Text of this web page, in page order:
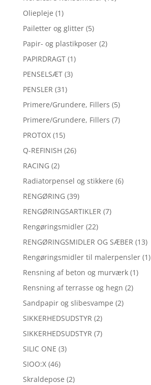
Oliepleje (1)
Pailetter og glitter (5)
Papir- og plastikposer (2)
PAPIRDRAGT (1)
PENSELSÆT (3)
PENSLER (31)
Primere/Grundere, Fillers (5)
Primere/Grundere, Fillers (7)
PROTOX (15)
Q-REFINISH (26)
RACING (2)
Radiatorpensel og stikkere (6)
RENGØRING (39)
RENGØRINGSARTIKLER (7)
Rengøringsmidler (22)
RENGØRINGSMIDLER OG SÆBER (13)
Rengøringsmidler til malerpensler (1)
Rensning af beton og murværk (1)
Rensning af terrasse og hegn (2)
Sandpapir og slibesvampe (2)
SIKKERHEDSUDSTYR (2)
SIKKERHEDSUDSTYR (7)
SILIC ONE (3)
SIOO:X (46)
Skraldepose (2)